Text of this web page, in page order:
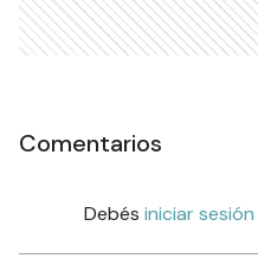
Comentarios
Debés iniciar sesión